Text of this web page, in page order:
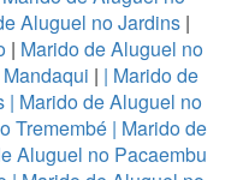
Aluguel no Jardins |
| Marido de Aluguel no
| | Marido de
| Marido de Aluguel no
Tremembé | Marido de
Aluguel no Pacaembu